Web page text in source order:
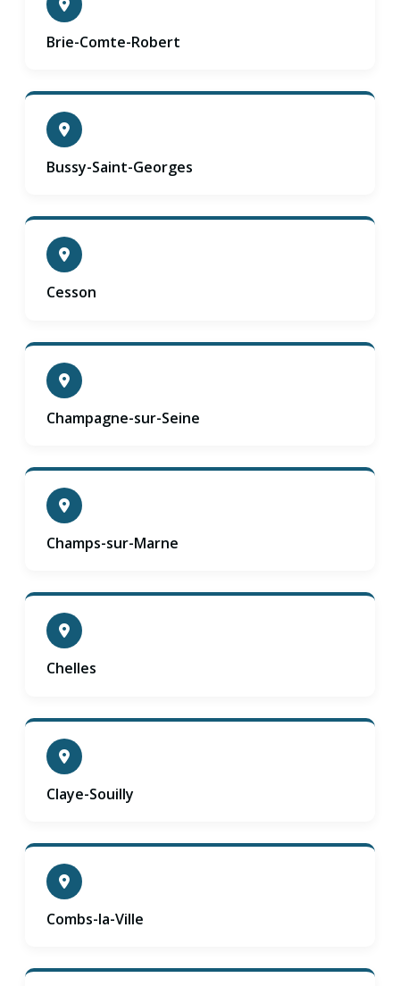
Brie-Comte-Robert
Bussy-Saint-Georges
Cesson
Champagne-sur-Seine
Champs-sur-Marne
Chelles
Claye-Souilly
Combs-la-Ville